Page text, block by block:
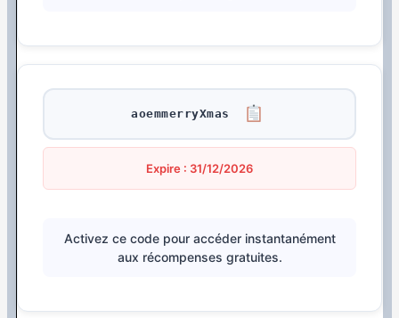
aoemmerryXmas
Expire : 31/12/2026
Activez ce code pour accéder instantanément
aux récompenses gratuites.